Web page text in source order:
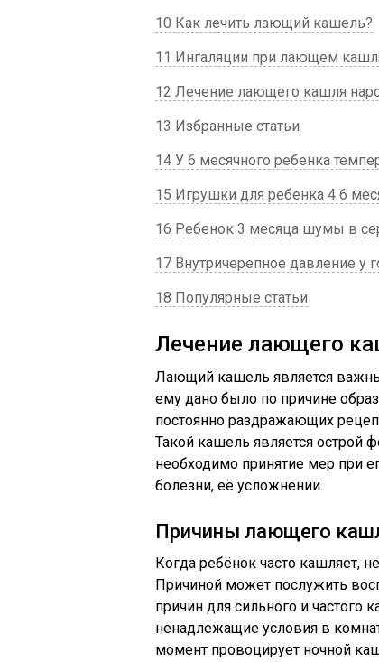
10 Как лечить лающий кашель?
11 Ингаляции при лающем
12 Лечение лающего кашля
13 Избранные статьи
14 У 6 месячного ребенка
15 Игрушки для ребенка 4 6
16 Ребенок 3 месяца шумы в
17 Внутричерепное давление у
18 Популярные статьи
Лечение лающего
Лающий кашель является
ему дано было по причине
постоянно раздражающих
Такой кашель является острой
необходимо принятие мер при
болезни, её усложнении.
Причины лающего
Когда ребёнок часто кашляет,
Причиной может послужить
причин для сильного и частого
ненадлежащие условия в
момент провоцирует ночной